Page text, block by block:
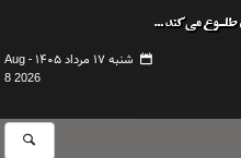
شنبه ۱۷ مرداد ۱۴۰۵ -
Aug
8 2026